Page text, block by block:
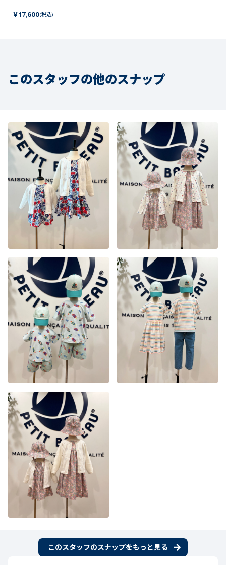
￥17,600(税込)
このスタッフの他のスナップ
このスタッフのスナップをもっと見る